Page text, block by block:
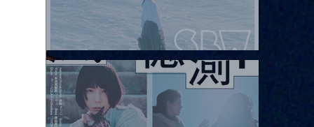
2026.08.08 |【観覧】Oaiko pre.「これから」延期公演 Blurred
City Lights × 17歳とベルリンの壁